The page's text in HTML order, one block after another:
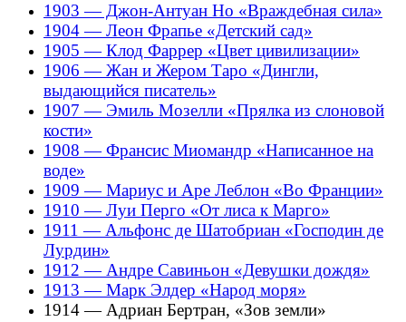
1903 — Джон-Антуан Но «Враждебная сила»
1904 — Леон Фрапье «Детский сад»
1905 — Клод Фаррер «Цвет цивилизации»
1906 — Жан и Жером Таро «Дингли,
выдающийся писатель»
1907 — Эмиль Мозелли «Прялка из слоновой
кости»
1908 — Франсис Миомандр «Написанное на
воде»
1909 — Мариус и Аре Леблон «Во Франции»
1910 — Луи Перго «От лиса к Марго»
1911 — Альфонс де Шатобриан «Господин де
Лурдин»
1912 — Андре Савиньон «Девушки дождя»
1913 — Марк Элдер «Народ моря»
1914 — Адриан Бертран, «Зов земли»